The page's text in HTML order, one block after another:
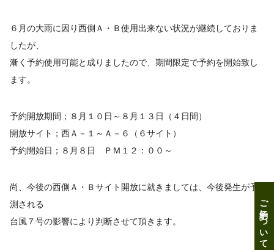
ご予約について
６月の大雨に因り西側Ａ・Ｂ使用出来ない状況が継続しておりま
したが、
漸く予約使用可能と成りましたので、期間限定で予約を開始致し
ます。
予約開放期間；８月１０日～８月１３日（４日間）
開放サイト；西Ａ－１～Ａ－６（６サイト）
予約開始日；８月８日 ＰＭ１２：００～
尚、今後の西側Ａ・Ｂサイト開放に就きましては、今後発生が予
測される
台風７号の影響により判断させて頂きます。